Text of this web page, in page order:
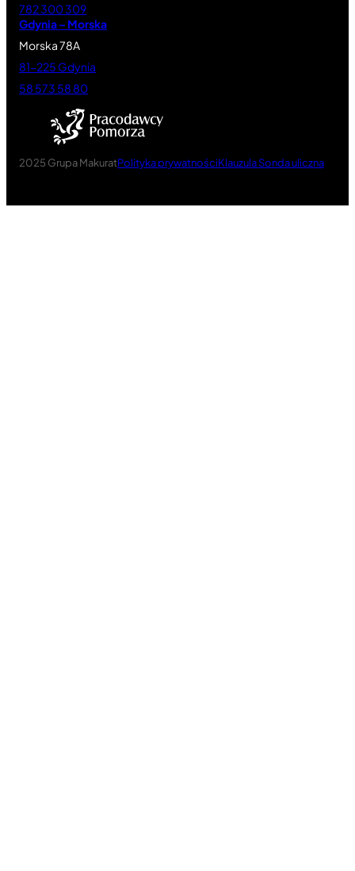
782 300 309
Gdynia – Morska
Morska 78A
81-225 Gdynia
58 573 58 80
2025 Grupa MakuratPolityka prywatnościKlauzula Sonda uliczna